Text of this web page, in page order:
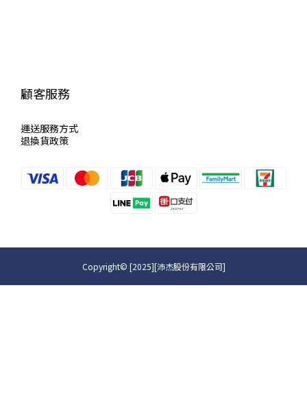
顧客服務
運送服務方式
退換貨政策
Copyright© [2025][沛杰股份有限公司]